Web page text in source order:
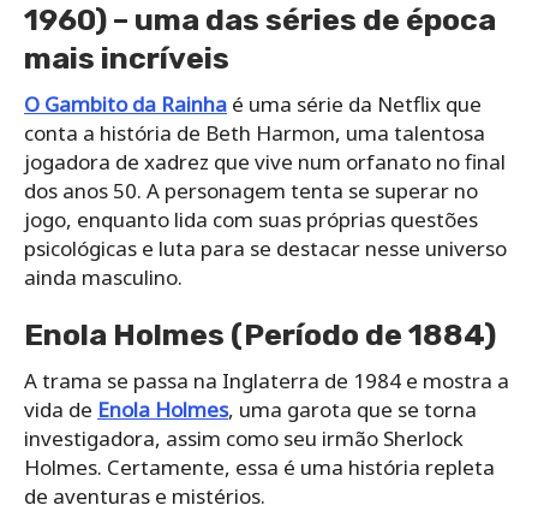
1960) – uma das séries de época
mais incríveis
O Gambito da Rainha é uma série da Netflix que
conta a história de Beth Harmon, uma talentosa
jogadora de xadrez que vive num orfanato no final
dos anos 50. A personagem tenta se superar no
jogo, enquanto lida com suas próprias questões
psicológicas e luta para se destacar nesse universo
ainda masculino.
Enola Holmes (Período de 1884)
A trama se passa na Inglaterra de 1984 e mostra a
vida de Enola Holmes, uma garota que se torna
investigadora, assim como seu irmão Sherlock
Holmes. Certamente, essa é uma história repleta
de aventuras e mistérios.